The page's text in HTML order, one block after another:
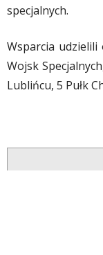
specjalnych.
Wsparcia
Wojsk
Lublińcu, 5 Pułk